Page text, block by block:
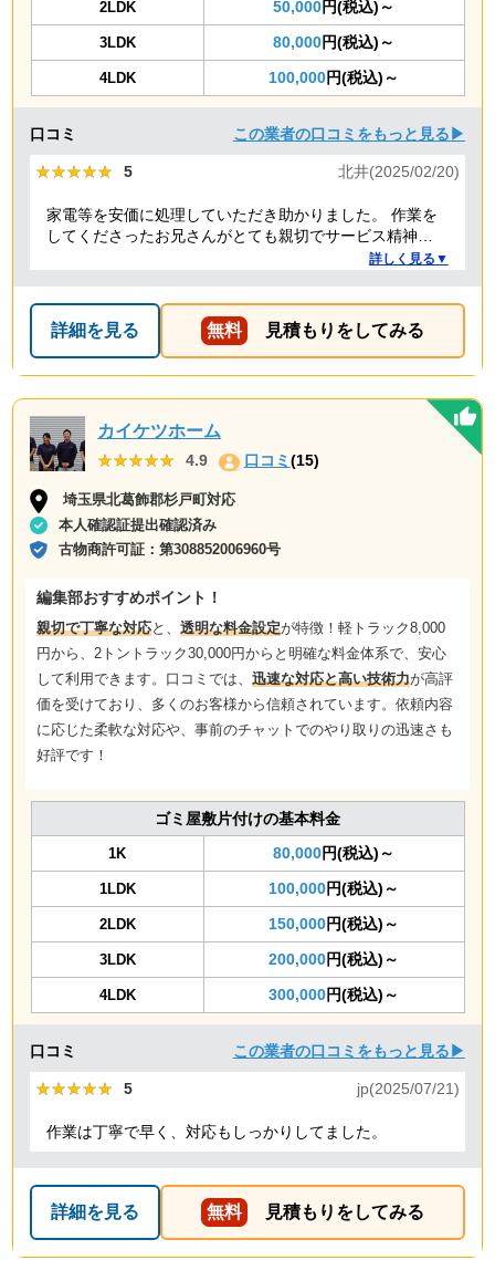
2LDK 50,000円(税込)～
3LDK 80,000円(税込)～
4LDK 100,000円(税込)～
口コミ この業者の口コミをもっと見る▶
★★★★★
★★★★★ 5 北井(2025/02/20)
家電等を安価に処理していただき助かりました。 作業を
してくださったお兄さんがとても親切でサービス精神溢
詳しく見る▼
詳細を見る 無料 見積もりをしてみる
カイケツホーム
★★★★★
★★★★★ 4.9 口コミ(15)
埼玉県北葛飾郡杉戸町対応
本人確認証提出確認済み
古物商許可証：第308852006960号
編集部おすすめポイント！
親切で丁寧な対応と、 透明な料金設定が特徴！軽トラック8,000
円から、2トントラック30,000円からと明確な料金体系で、安心
して利用できます。口コミでは、 迅速な対応と高い技術力が高評
価を受けており、多くのお客様から信頼されています。依頼内容
に応じた柔軟な対応や、事前のチャットでのやり取りの迅速さも
好評です！
ゴミ屋敷片付けの基本料金
1K 80,000円(税込)～
1LDK 100,000円(税込)～
2LDK 150,000円(税込)～
3LDK 200,000円(税込)～
4LDK 300,000円(税込)～
口コミ この業者の口コミをもっと見る▶
★★★★★
★★★★★ 5 jp(2025/07/21)
作業は丁寧で早く、対応もしっかりしてました。
詳細を見る 無料 見積もりをしてみる